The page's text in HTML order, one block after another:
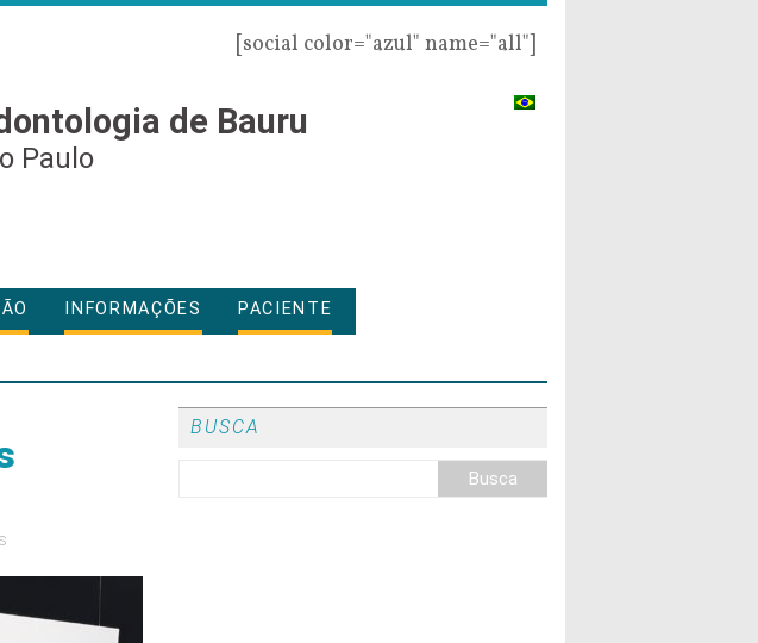
[social color="azul" name="all"]
de Bauru
Paulo
INFORMAÇÕES PACIENTE
BUSCA